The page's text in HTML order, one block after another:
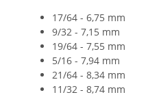
17/64 - 6,75 mm
9/32 - 7,15 mm
19/64 - 7,55 mm
5/16 - 7,94 mm
21/64 - 8,34 mm
11/32 - 8,74 mm